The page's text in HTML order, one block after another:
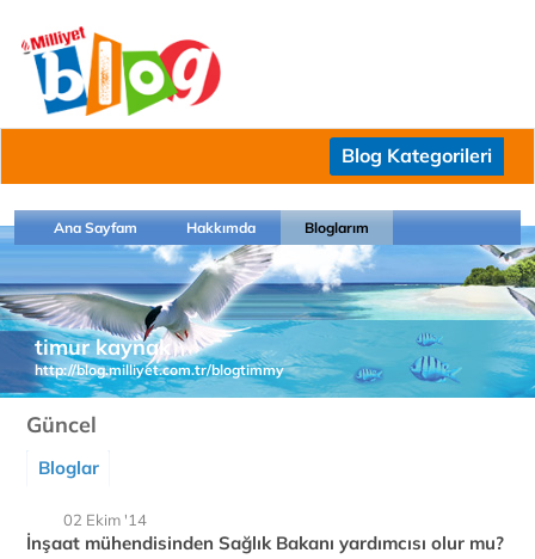
Blog Kategorileri
Ana Sayfam Hakkımda Bloglarım
timur kaynak
http://blog.milliyet.com.tr/blogtimmy
Güncel
Bloglar
02 Ekim '14
İnşaat mühendisinden Sağlık Bakanı yardımcısı olur mu?